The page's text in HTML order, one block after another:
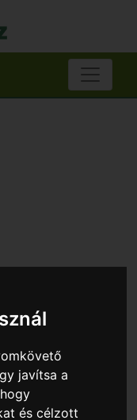
javítsa a
és célzott